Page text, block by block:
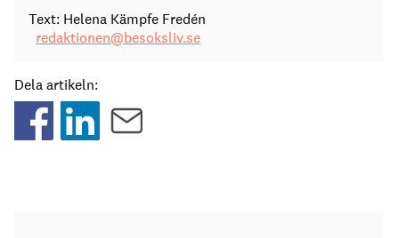
Text: Helena Kämpfe Fredén
redaktionen@besoksliv.se
Dela artikeln: